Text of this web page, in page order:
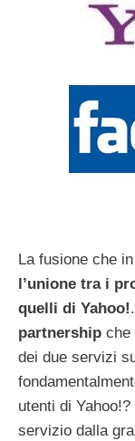
La fusione che
l’unione tra i
quelli di Yahoo!
partnership che
dei due servizi
utenti di
servizio dalla